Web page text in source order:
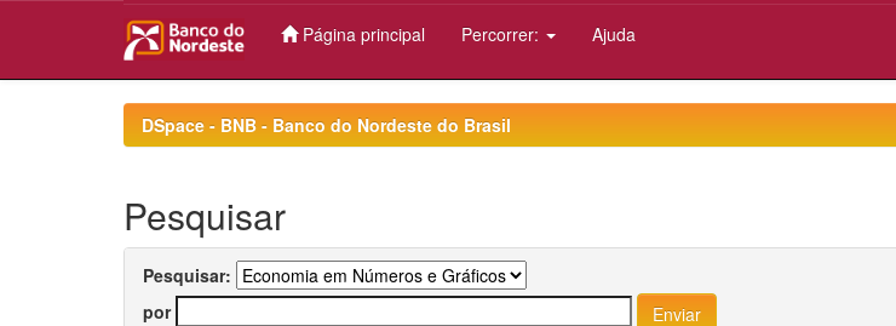
Página principal Percorrer: Ajuda
DSpace - BNB - Banco do Nordeste do Brasil
Pesquisar
Pesquisar:
por